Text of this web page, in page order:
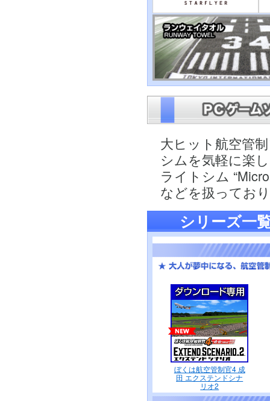
大ヒット航空管
シムを気軽に楽
ライトシム
などを扱ってお
シリーズ一
ぼくは航空管制官4 成
田 エクステンドシナ
リオ2